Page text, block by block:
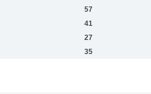
57
41
27
35